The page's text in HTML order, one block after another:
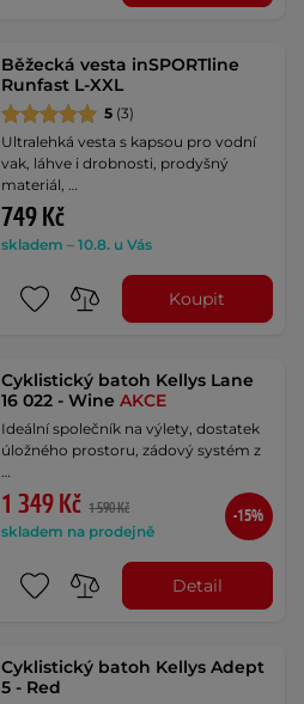
Běžecká vesta inSPORTline
Runfast L-XXL
5 (3)
Ultralehká vesta s kapsou pro vodní
vak, láhve i drobnosti, prodyšný
materiál, …
749 Kč
skladem – 10.8. u Vás
Koupit
Cyklistický batoh Kellys Lane
16 022 - WineAKCE
Ideální společník na výlety, dostatek
úložného prostoru, zádový systém z
…
1 349 Kč 1 590 Kč
skladem na prodejně
-15%
Detail
Cyklistický batoh Kellys Adept
5 - Red